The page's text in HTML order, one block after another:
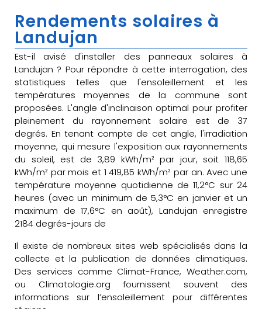
Rendements solaires à
Landujan
Est-il avisé d'installer des panneaux solaires à
Landujan ? Pour répondre à cette interrogation, des
statistiques telles que l'ensoleillement et les
températures moyennes de la commune sont
proposées. L'angle d'inclinaison optimal pour profiter
pleinement du rayonnement solaire est de 37
degrés. En tenant compte de cet angle, l'irradiation
moyenne, qui mesure l'exposition aux rayonnements
du soleil, est de 3,89 kWh/m² par jour, soit 118,65
kWh/m² par mois et 1 419,85 kWh/m² par an. Avec une
température moyenne quotidienne de 11,2°C sur 24
heures (avec un minimum de 5,3°C en janvier et un
maximum de 17,6°C en août), Landujan enregistre
2184 degrés-jours de
Il existe de nombreux sites web spécialisés dans la
collecte et la publication de données climatiques.
Des services comme Climat-France, Weather.com,
ou Climatologie.org fournissent souvent des
informations sur l’ensoleillement pour différentes